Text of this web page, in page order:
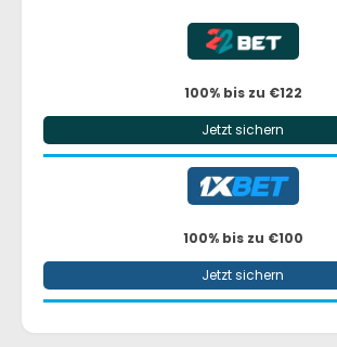
100% bis zu €122
Jetzt sichern
100% bis zu €100
Jetzt sichern